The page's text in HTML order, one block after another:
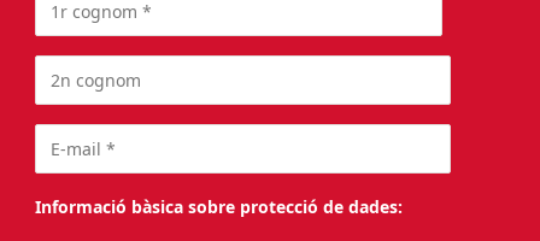
Informació bàsica sobre protecció de dades: